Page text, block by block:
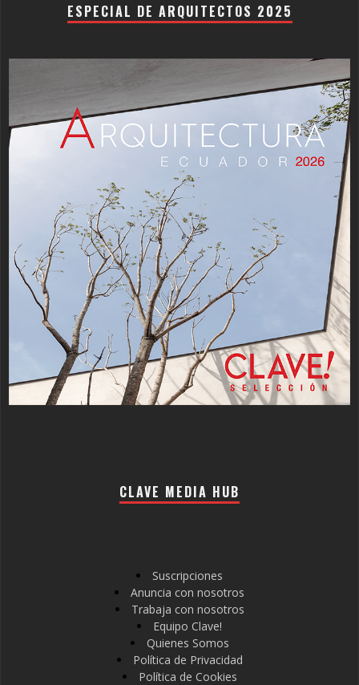
ESPECIAL DE ARQUITECTOS 2025
CLAVE MEDIA HUB
Suscripciones
Anuncia con nosotros
Trabaja con nosotros
Equipo Clave!
Quienes Somos
Política de Privacidad
Política de Cookies